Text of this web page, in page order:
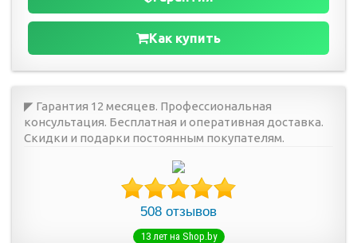
Как купить
◤ Гарантия 12 месяцев. Профессиональная
консультация. Бесплатная и оперативная доставка.
Скидки и подарки постоянным покупателям.
508 отзывов
13 лет на Shop.by